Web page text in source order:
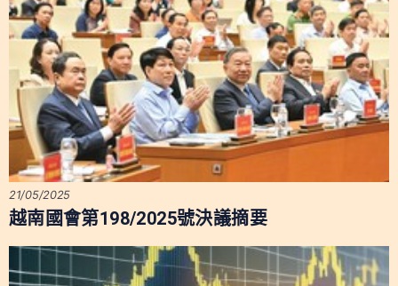
越南國會第198/2025號決議摘要
21/05/2025